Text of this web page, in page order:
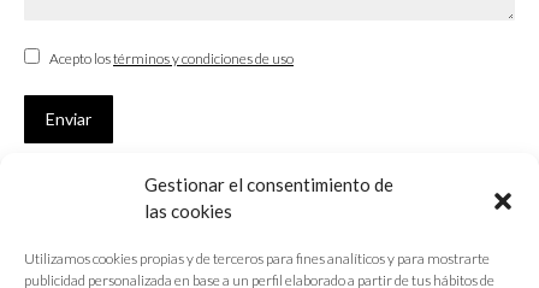
Gestionar el consentimiento de
las cookies
Utilizamos cookies propias y de terceros para fines analíticos y para mostrarte
publicidad personalizada en base a un perfil elaborado a partir de tus hábitos de
Acepto lostérminos y condiciones de uso
Enviar
que desarrolla el Colegio de Arquitectos de Cádiz